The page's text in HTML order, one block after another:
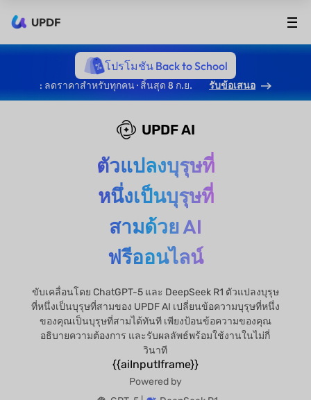
UPDF
โปรโมชัน Back to School
: ลดราคาสำหรับทุกคน · สิ้นสุด 8 ก.ย. รับข้อเสนอ
UPDF AI
ตัวแปลงบุรุษที่
หนึ่งเป็นบุรุษที่
สามด้วย AI
ฟรีออนไลน์
ขับเคลื่อนโดย ChatGPT-5 และ DeepSeek R1 ตัวแปลงบุรุษ
ที่หนึ่งเป็นบุรุษที่สามของ UPDF AI เปลี่ยนข้อความบุรุษที่หนึ่ง
ของคุณเป็นบุรุษที่สามได้ทันที เพียงป้อนข้อความของคุณ
อธิบายความต้องการ และรับผลลัพธ์พร้อมใช้งานในไม่กี่
วินาที
{{aiInputIframe}}